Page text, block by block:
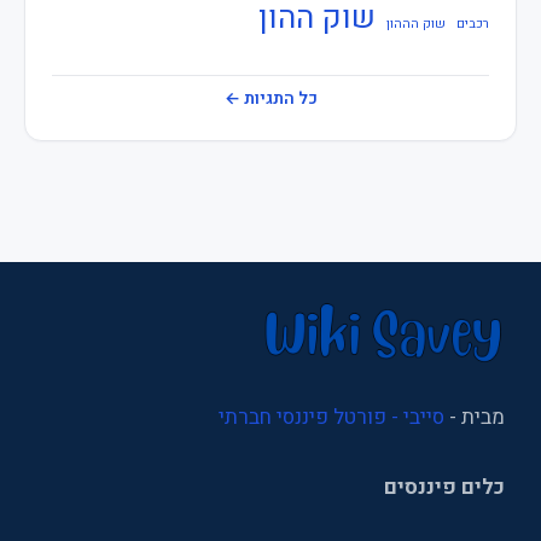
מיסוי
ניהול
סניפי ביטוח לאומי
רכבים שוק הההון שוק ההון
כל התגיות ←
מבית - סייבי - פורטל פיננסי חברתי
כלים פיננסים